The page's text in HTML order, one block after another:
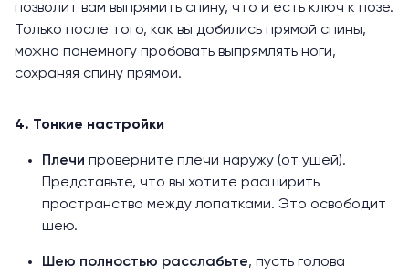
позволит вам выпрямить спину, что и есть ключ к позе.
Только после того, как вы добились прямой спины,
можно понемногу пробовать выпрямлять ноги,
сохраняя спину прямой.
4. Тонкие настройки
Плечи проверните плечи наружу (от ушей).
Представьте, что вы хотите расширить
пространство между лопатками. Это освободит
шею.
Шею полностью расслабьте, пусть голова